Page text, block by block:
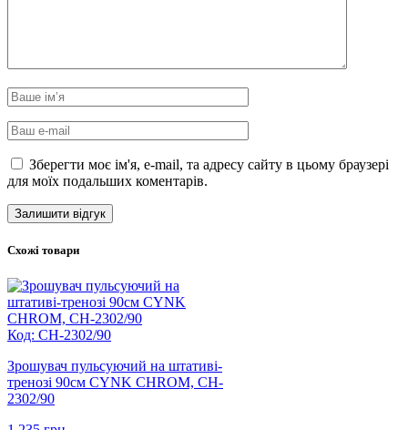
Зберегти моє ім'я, e-mail, та адресу сайту в цьому браузері
для моїх подальших коментарів.
Схожі товари
Код: CH-2302/90
Зрошувач пульсуючий на штативі-
тренозі 90см CYNK CHROM, CH-
2302/90